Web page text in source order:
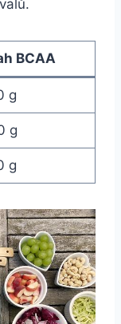
BCAA
g
g
g